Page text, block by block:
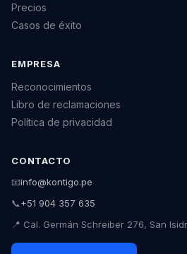
Precios
Casos de éxito
EMPRESA
Reconocimientos
Libro de reclamaciones
Política de privacidad
CONTACTO
📧info@kontigo.pe
📞+51 904 357 635
📍 Cal. Germán Schreiber 276, San